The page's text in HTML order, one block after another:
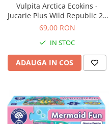
Vulpita Arctica Ecokins -
Jucarie Plus Wild Republic 20
cm
69,00 RON
IN STOC
ADAUGA IN COS